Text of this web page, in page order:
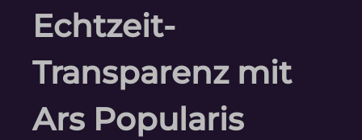
Echtzeit-
Transparenz mit
Ars Popularis